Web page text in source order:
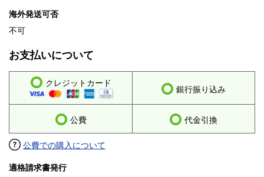
海外発送可否
不可
お支払いについて
クレジットカード
銀行振り込み
公費 代金引換
公費での購入について
適格請求書発行